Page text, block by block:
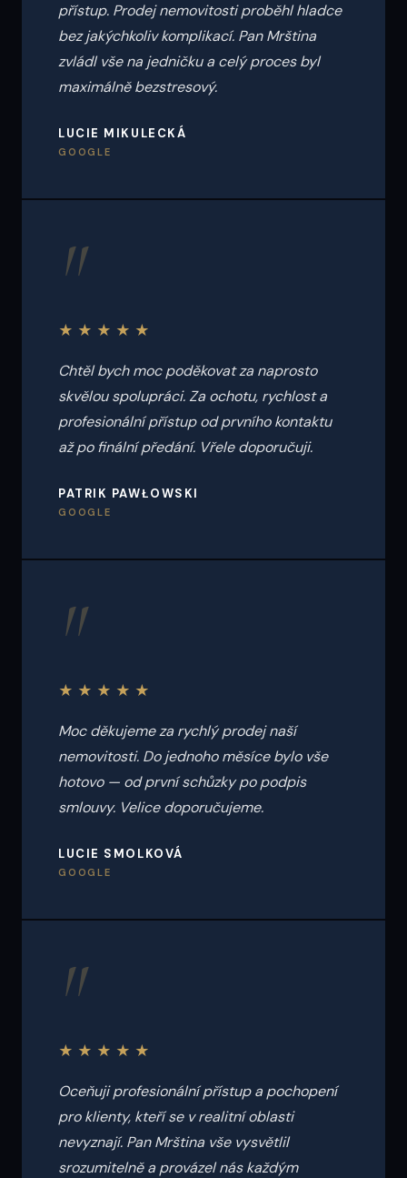
přístup. Prodej nemovitosti proběhl hladce
bez jakýchkoliv komplikací. Pan Mrština
zvládl vše na jedničku a celý proces byl
maximálně bezstresový.
LUCIE MIKULECKÁ
GOOGLE
"
★★★★★
Chtěl bych moc poděkovat za naprosto
skvělou spolupráci. Za ochotu, rychlost a
profesionální přístup od prvního kontaktu
až po finální předání. Vřele doporučuji.
PATRIK PAWŁOWSKI
GOOGLE
"
★★★★★
Moc děkujeme za rychlý prodej naší
nemovitosti. Do jednoho měsíce bylo vše
hotovo — od první schůzky po podpis
smlouvy. Velice doporučujeme.
LUCIE SMOLKOVÁ
GOOGLE
"
★★★★★
Oceňuji profesionální přístup a pochopení
pro klienty, kteří se v realitní oblasti
nevyznají. Pan Mrština vše vysvětlil
srozumitelně a provázel nás každým